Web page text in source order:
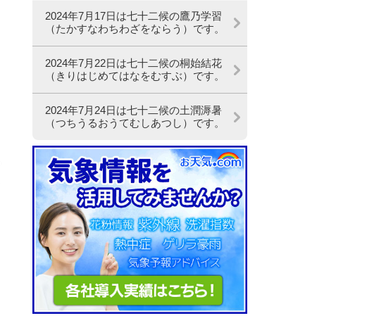
2024年7月17日は七十二候の鷹乃学習
（たかすなわちわざをならう）です。
2024年7月22日は七十二候の桐始結花
（きりはじめてはなをむすぶ）です。
2024年7月24日は七十二候の土潤溽暑
（つちうるおうてむしあつし）です。